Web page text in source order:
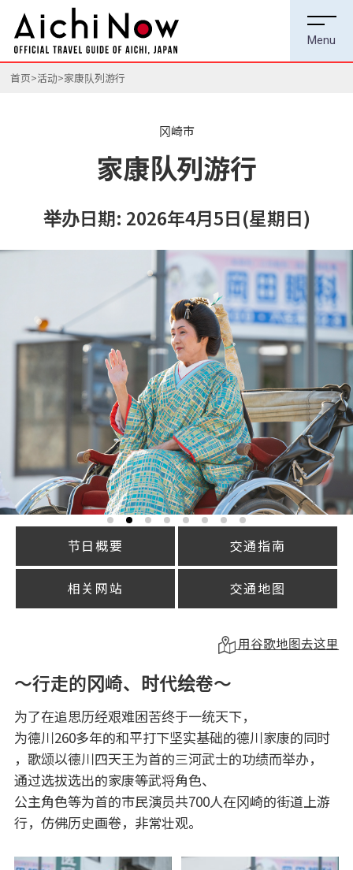
首页 活动 家康队列游行
冈崎市
家康队列游行
举办日期: 2026年4月5日(星期日)
节日概要 交通指南
相关网站 交通地图
用谷歌地图去这里
～行走的冈崎、时代绘卷～
为了在追思历经艰难困苦终于一统天下，
为德川260多年的和平打下坚实基础的德川家康的同时
，歌颂以德川四天王为首的三河武士的功绩而举办，
通过选拔选出的家康等武将角色、
公主角色等为首的市民演员共700人在冈崎的街道上游
行，仿佛历史画卷，非常壮观。